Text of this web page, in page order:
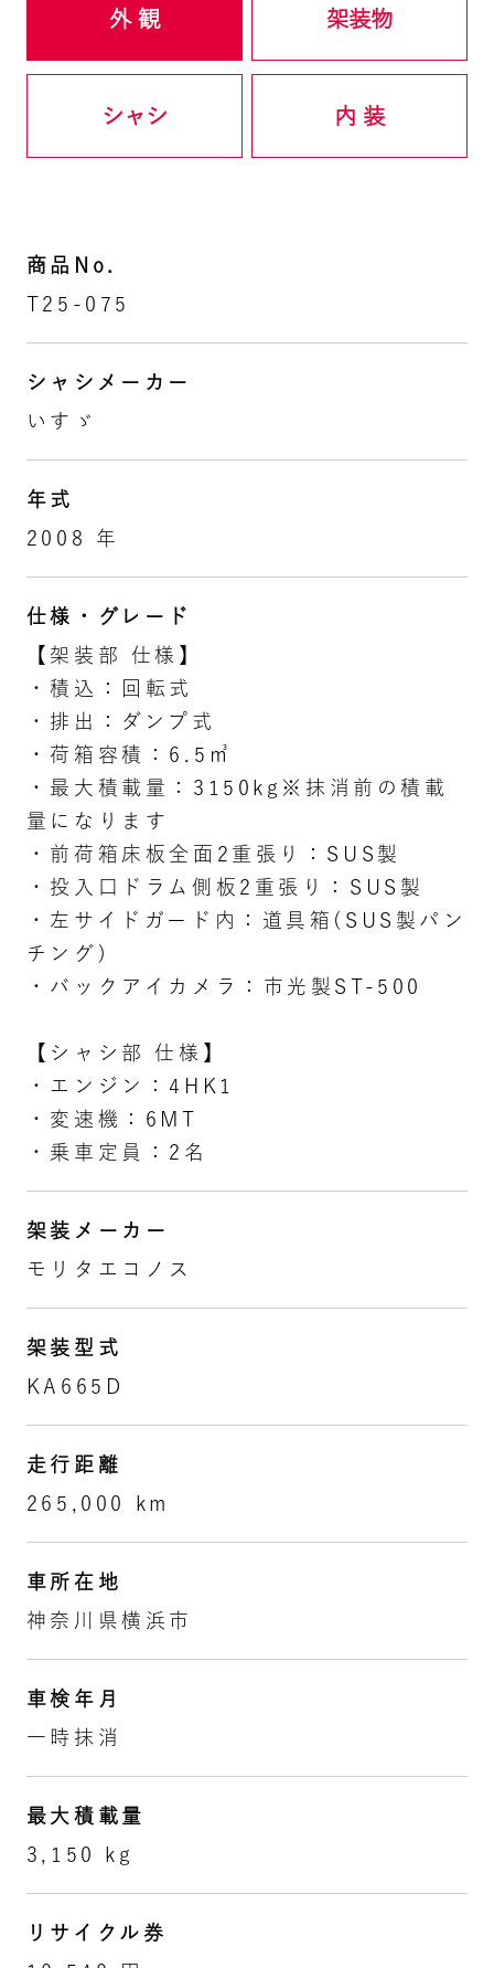
外 観 架装物
シャシ 内 装
商品No.
T25-075
シャシメーカー
いすゞ
年式
2008 年
仕様・グレード
【架装部 仕様】
・積込：回転式
・排出：ダンプ式
・荷箱容積：6.5㎥
・最大積載量：3150kg※抹消前の積載
量になります
・前荷箱床板全面2重張り：SUS製
・投入口ドラム側板2重張り：SUS製
・左サイドガード内：道具箱(SUS製パン
チング)
・バックアイカメラ：市光製ST-500
【シャシ部 仕様】
・エンジン：4HK1
・変速機：6MT
・乗車定員：2名
架装メーカー
モリタエコノス
架装型式
KA665D
走行距離
265,000 km
車所在地
神奈川県横浜市
車検年月
一時抹消
最大積載量
3,150 kg
リサイクル券